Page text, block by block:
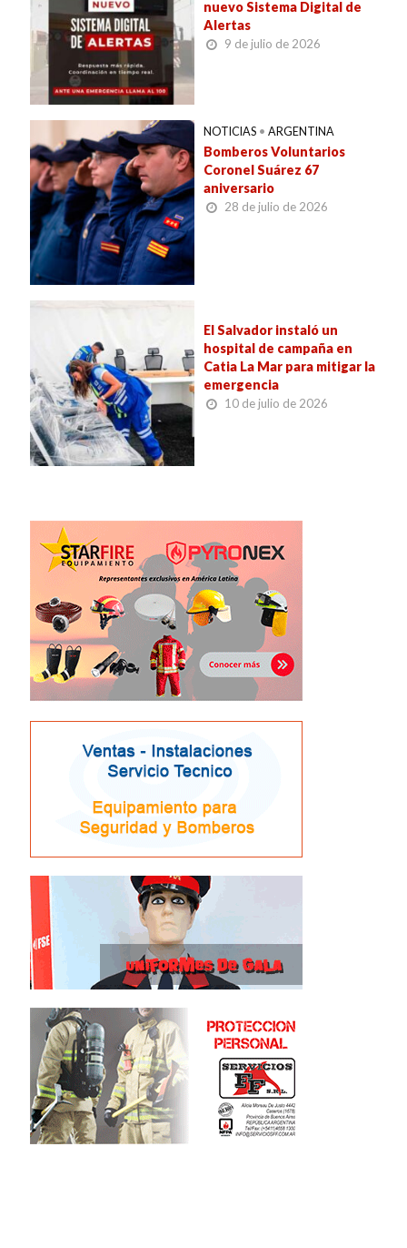
nuevo Sistema Digital de
Alertas
9 de julio de 2026
NOTICIAS • ARGENTINA
Bomberos Voluntarios
Coronel Suárez 67
aniversario
28 de julio de 2026
El Salvador instaló un
hospital de campaña en
Catia La Mar para mitigar la
emergencia
10 de julio de 2026